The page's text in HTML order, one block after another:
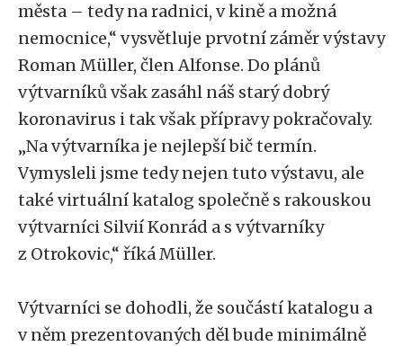
města – tedy na radnici, v kině a možná
nemocnice,“ vysvětluje prvotní záměr výstavy
Roman Müller, člen Alfonse. Do plánů
výtvarníků však zasáhl náš starý dobrý
koronavirus i tak však přípravy pokračovaly.
„Na výtvarníka je nejlepší bič termín.
Vymysleli jsme tedy nejen tuto výstavu, ale
také virtuální katalog společně s rakouskou
výtvarníci Silvií Konrád a s výtvarníky
z Otrokovic,“ říká Müller.
Výtvarníci se dohodli, že součástí katalogu a
v něm prezentovaných děl bude minimálně